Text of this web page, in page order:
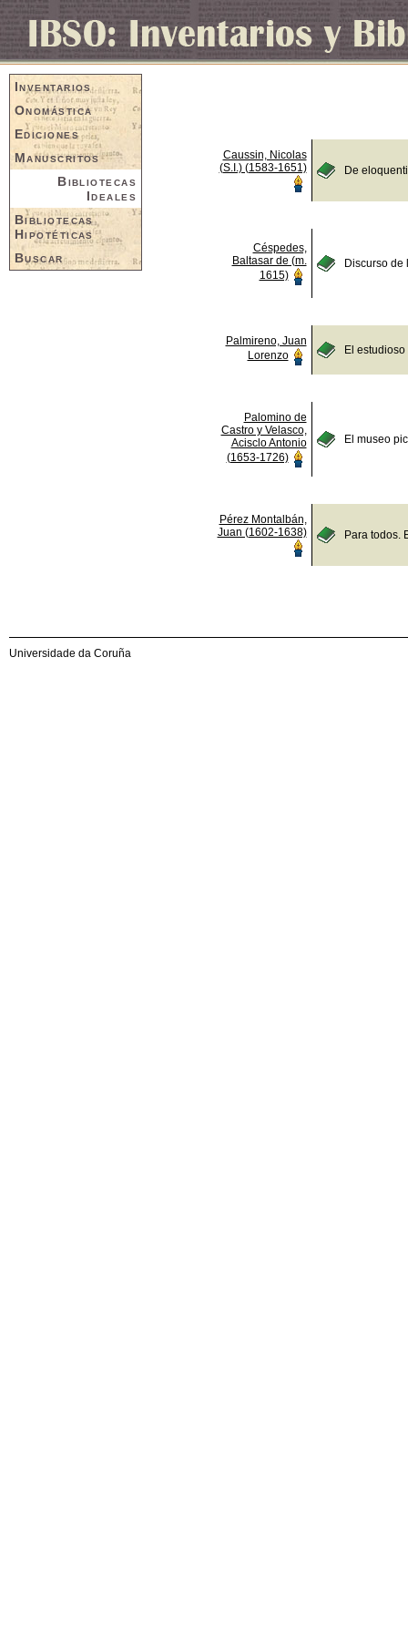
Inventarios
Onomástica
Ediciones
Manuscritos
Bibliotecas
Ideales
Bibliotecas
Hipotéticas
Buscar
Caussin, Nicolas
(S.I.) (1583-1651)
De
Céspedes,
Baltasar de (m.
1615)
Discurso de
Palmireno, Juan
Lorenzo
El
Palomino de
Castro y Velasco,
Acisclo Antonio
(1653-1726)
El museo
Pérez Montalbán,
Juan (1602-1638)
Para todos.
Universidade da Coruña